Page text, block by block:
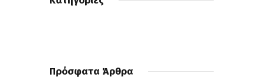
Πρόσφατα Άρθρα